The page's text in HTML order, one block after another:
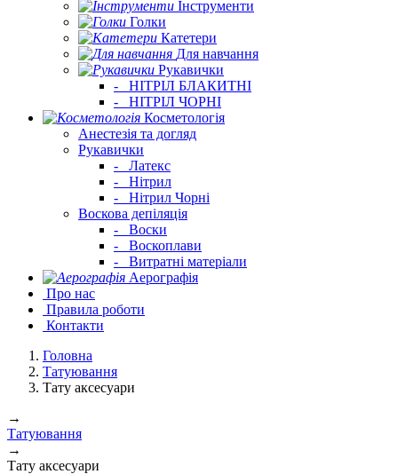
Інструменти
Голки
Катетери
Для навчання
Рукавички
-
НІТРІЛ БЛАКИТНІ
-
НІТРІЛ ЧОРНІ
Косметологія
Анестезія та догляд
Рукавички
-
Латекс
-
Нітрил
-
Нітрил Чорні
Воскова депіляція
-
Воски
-
Воскоплави
-
Витратні матеріали
Аерографія
Про нас
Правила роботи
Контакти
Головна
Татуювання
Тату аксесуари
→
Татуювання
→
Тату аксесуари